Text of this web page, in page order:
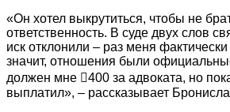
«Он хотел выкрутиться, чтобы не
ответственность. В суде двух слов
иск отклонили – раз меня
значит, отношения были
должен мне 400 за адвоката, но
выплатил», – рассказывает